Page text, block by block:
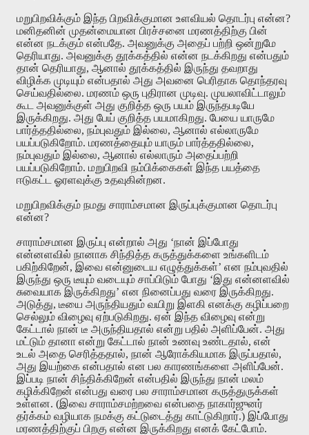
மறுபிறவிக்கும் இந்த பிறவிக்குமான உளவியல் தொடர்பு என்ன?
மனிதனின் முதன்மையான பிரச்சனை மரணத்திற்கு பின்
என்ன நடக்கும் என்பதே. அவனுக்கு அதைப் பற்றி ஒன்றுமே
தெரியாது. அவனுக்கு தூக்கத்தில் என்ன நடக்கிறது என்பதும்
தான் தெரியாது, ஆனால் தூக்கத்தில் இருந்து தவறாது
விழிக்க முடியும் என்பதால் அது அவனை பெரிதாக தொந்தரவு
செய்வதில்லை. மரணம் ஒரு புதிரான முடிவு. முயலாவிட்டாலும்
கூட
அவனுக்குள் அது குறித்த ஒரு பயம் இருந்தபடியே
இருக்கிறது. அது பேய் குறித்த பயமாகிறது. பேயை யாருமே
பார்த்ததில்லை, நம்புவதும் இல்லை, ஆனால் எல்லாருமே
பயப்படுகிறோம். மரணத்தையும் யாரும் பார்த்ததில்லை,
நம்புவதும் இல்லை, ஆனால் எல்லாரும் அதைப்பற்றி
பயப்படுகிறோம். மறுபிறவி நம்பிக்கைகள் இந்த பயத்தை
ஈடுகட்ட
ஓரளவுக்கு உதவுகின்றன.
மறுபிறவிக்கும் நமது சாராம்சமான இருப்புக்குமான தொடர்பு
என்ன?
சாராம்சமான இருப்பு என்றால் அது ‘நான் இப்போது
என்னளவில் நானாக சிந்தித்த கருத்துக்களை உங்களிடம்
பகிற்கிறேன், இவை என்னுடைய எழுத்துக்கள்’ என நம்புவதில்
இருந்து ஒரு டீயும் வடையும் சாப்பிடும் போது ‘இது என்னளவில்
சுவையாக இருக்கிறது’ என நினைப்பது வரை இருக்கிறது.
அடுத்து, டீயை அருந்தியதும் வயிறு இளகி எனக்கு கழிப்பறை
செல்லும் விழைவு ஏற்படுகிறது. ஏன் இந்த விழைவு என்று
கேட்டால் நான் டீ அருந்தியதால் என்று பதில் அளிப்பேன். அது
மட்டும் தானா என்று கேட்டால் நான் உணவு உண்டதால், என்
உடல் அதை செரித்ததால், நான் ஆரோக்கியமாக இருப்பதால்,
அது இயற்கை என்பதால் என பல காரணங்களை அளிப்பேன்.
இப்படி நான் சிந்திக்கிறேன் என்பதில் இருந்து நான் மலம்
கழிக்கிறேன் என்பது வரை பல சாராம்சமான கருத்துருக்கள்
உள்ளன. (இவை சாராம்சமற்றவை என்பதை நாகார்ஜுனர்
தர்க்கம் வழியாக நமக்கு கட்டுடைத்து காட்டுகிறார்.) இப்போது
மரணத்திற்குப் பிறகு என்ன இருக்கிறது எனக் கேட்போம்.